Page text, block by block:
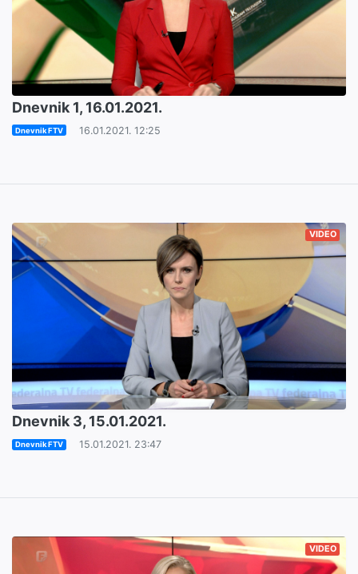
Dnevnik 1, 16.01.2021.
Dnevnik FTV 16.01.2021. 12:25
VIDEO
Dnevnik 3, 15.01.2021.
Dnevnik FTV 15.01.2021. 23:47
VIDEO